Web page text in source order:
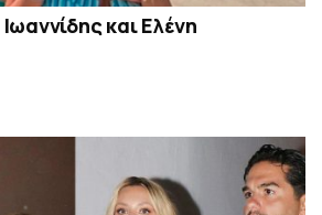
και Ελένη